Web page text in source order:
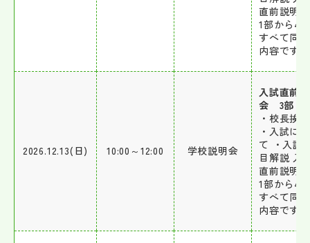
直前説明
1部から4
すべて同
内容です。
2026.12.13(日) 10:00～12:00 学校説明会
入試直前
会 3部
・校長挨拶
・入試に
て ・入試
目解説 入
直前説明
1部から4
すべて同
内容です。